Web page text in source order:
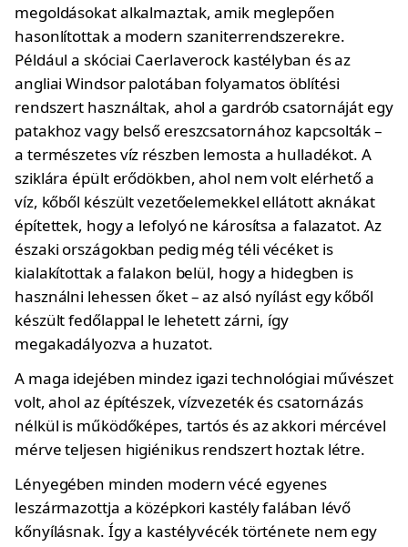
megoldásokat alkalmaztak, amik meglepően
hasonlítottak a modern szaniterrendszerekre.
Például a skóciai Caerlaverock kastélyban és az
angliai Windsor palotában folyamatos öblítési
rendszert használtak, ahol a gardrób csatornáját egy
patakhoz vagy belső ereszcsatornához kapcsolták –
a természetes víz részben lemosta a hulladékot. A
sziklára épült erődökben, ahol nem volt elérhető a
víz, kőből készült vezetőelemekkel ellátott aknákat
építettek, hogy a lefolyó ne károsítsa a falazatot. Az
északi országokban pedig még téli vécéket is
kialakítottak a falakon belül, hogy a hidegben is
használni lehessen őket – az alsó nyílást egy kőből
készült fedőlappal le lehetett zárni, így
megakadályozva a huzatot.
A maga idejében mindez igazi technológiai művészet
volt, ahol az építészek, vízvezeték és csatornázás
nélkül is működőképes, tartós és az akkori mércével
mérve teljesen higiénikus rendszert hoztak létre.
Lényegében minden modern vécé egyenes
leszármazottja a középkori kastély falában lévő
kőnyílásnak. Így a kastélyvécék története nem egy